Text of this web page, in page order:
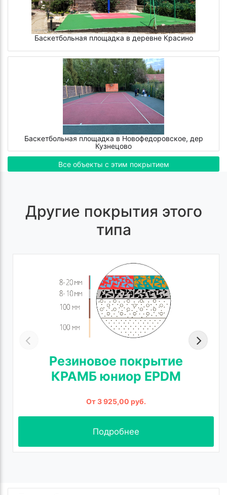
Баскетбольная площадка в деревне Красино
Баскетбольная площадка в Новофедоровское, дер
Кузнецово
Все объекты с этим покрытием
Другие покрытия этого
типа
Резиновое покрытие
КРАМБ юниор EPDM
От 3 925,00 руб.
Подробнее